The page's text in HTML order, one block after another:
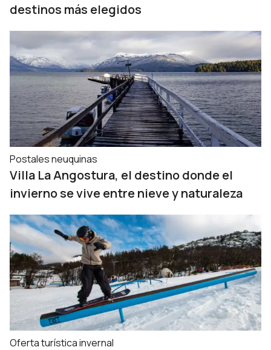
destinos más elegidos
Postales neuquinas
Villa La Angostura, el destino donde el
invierno se vive entre nieve y naturaleza
Oferta turística invernal